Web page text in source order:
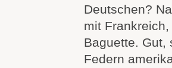
Deutschen?
mit
Baguette. Gut,
Federn